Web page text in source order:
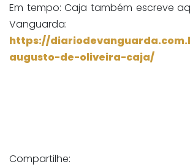
Em tempo: Caja também escreve
Vanguarda:
https://
augusto-de-oliveira-caja/
Compartilhe: